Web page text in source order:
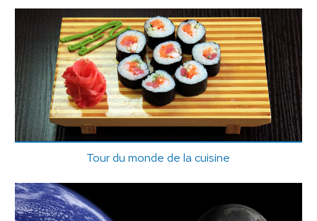
Tour du monde de la cuisine